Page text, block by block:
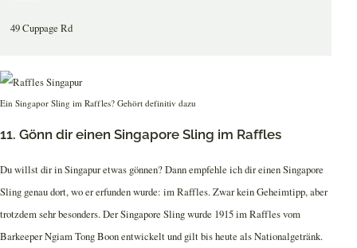
49 Cuppage Rd
Ein Singapor Sling im Raffles? Gehört definitiv dazu
11. Gönn dir einen Singapore Sling im Raffles
Du willst dir in Singapur etwas gönnen? Dann empfehle ich dir einen Singapore
Sling genau dort, wo er erfunden wurde: im Raffles. Zwar kein Geheimtipp, aber
trotzdem sehr besonders. Der Singapore Sling wurde 1915 im Raffles vom
Barkeeper Ngiam Tong Boon entwickelt und gilt bis heute als Nationalgetränk.